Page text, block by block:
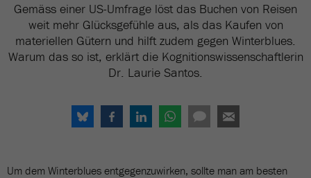
Gemäss einer US-Umfrage löst das Buchen von Reisen
weit mehr Glücksgefühle aus, als das Kaufen von
materiellen Gütern und hilft zudem gegen Winterblues.
Warum das so ist, erklärt die Kognitionswissenschaftlerin
Dr. Laurie Santos.
Um dem Winterblues entgegenzuwirken, sollte man am besten